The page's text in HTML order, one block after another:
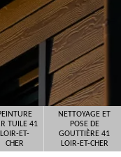
TUILE 41
LOIR-ET-
CHER
NETTOYAGE ET
POSE DE
GOUTTIÈRE 41
LOIR-ET-CHER